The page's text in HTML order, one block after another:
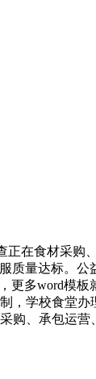
食材采购
质量达标。
更多word模
，学校食堂
购、承包运